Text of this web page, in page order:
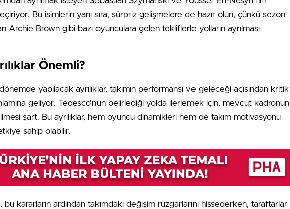
Bu isimlerin yanı sıra, sürpriz gelişmelere de hazır olun, çünkü sezon
Archie Brown gibi bazı oyunculara gelen tekliflerle yolların ayrılması
Önemli?
yapılacak ayrılıklar, takımın performansı ve geleceği açısından kritik
geliyor. Tedesco’nun belirlediği yolda ilerlemek için, mevcut kadronun
şart. Bu ayrılıklar, hem oyuncu dinamikleri hem de takım motivasyonu
sahip olabilir.
bu kararların ardından takımdaki değişim rüzgarlarını hissederken, taraftarlar